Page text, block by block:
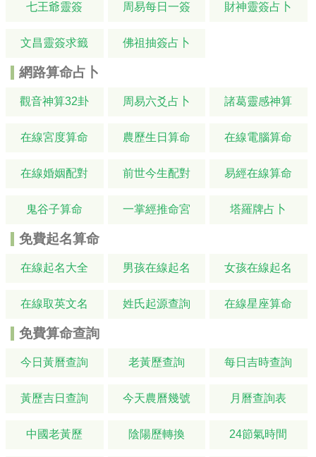
七王爺靈簽 周易每日一簽 財神靈簽占卜
文昌靈簽求籤 佛祖抽簽占卜
網路算命占卜
觀音神算32卦 周易六爻占卜 諸葛靈感神算
在線宮度算命 農歷生日算命 在線電腦算命
在線婚姻配對 前世今生配對 易經在線算命
鬼谷子算命 一掌經推命宮 塔羅牌占卜
免費起名算命
在線起名大全 男孩在線起名 女孩在線起名
在線取英文名 姓氏起源查詢 在線星座算命
免費算命查詢
今日黃曆查詢 老黃歷查詢 每日吉時查詢
黃歷吉日查詢 今天農曆幾號 月曆查詢表
中國老黃歷 陰陽歷轉換 24節氣時間